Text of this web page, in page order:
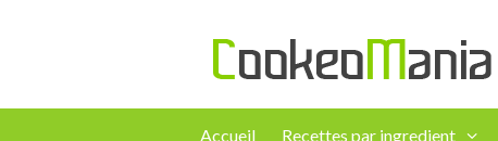
Accueil Recettes par ingredient